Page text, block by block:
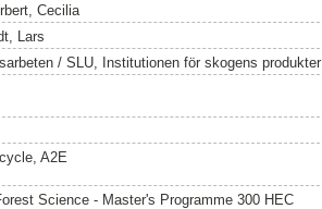
Cecilia
Lars
/ SLU, Institutionen för skogens produkter
A2E
Science - Master's Programme 300 HEC